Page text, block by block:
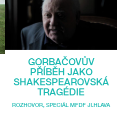
GORBAČOVŮV
PŘÍBĚH JAKO
SHAKESPEAROVSKÁ
TRAGÉDIE
ROZHOVOR, SPECIÁL MFDF JI.HLAVA